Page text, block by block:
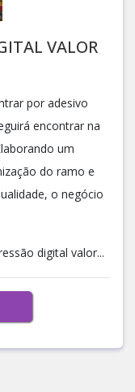
VALOR
por adesivo
encontrar na
um
do ramo e
o negócio
digital valor...